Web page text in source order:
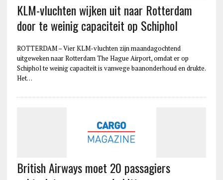
KLM-vluchten wijken uit naar Rotterdam
door te weinig capaciteit op Schiphol
ROTTERDAM – Vier KLM-vluchten zijn maandagochtend
uitgeweken naar Rotterdam The Hague Airport, omdat er op
Schiphol te weinig capaciteit is vanwege baanonderhoud en drukte.
Het…
British Airways moet 20 passagiers